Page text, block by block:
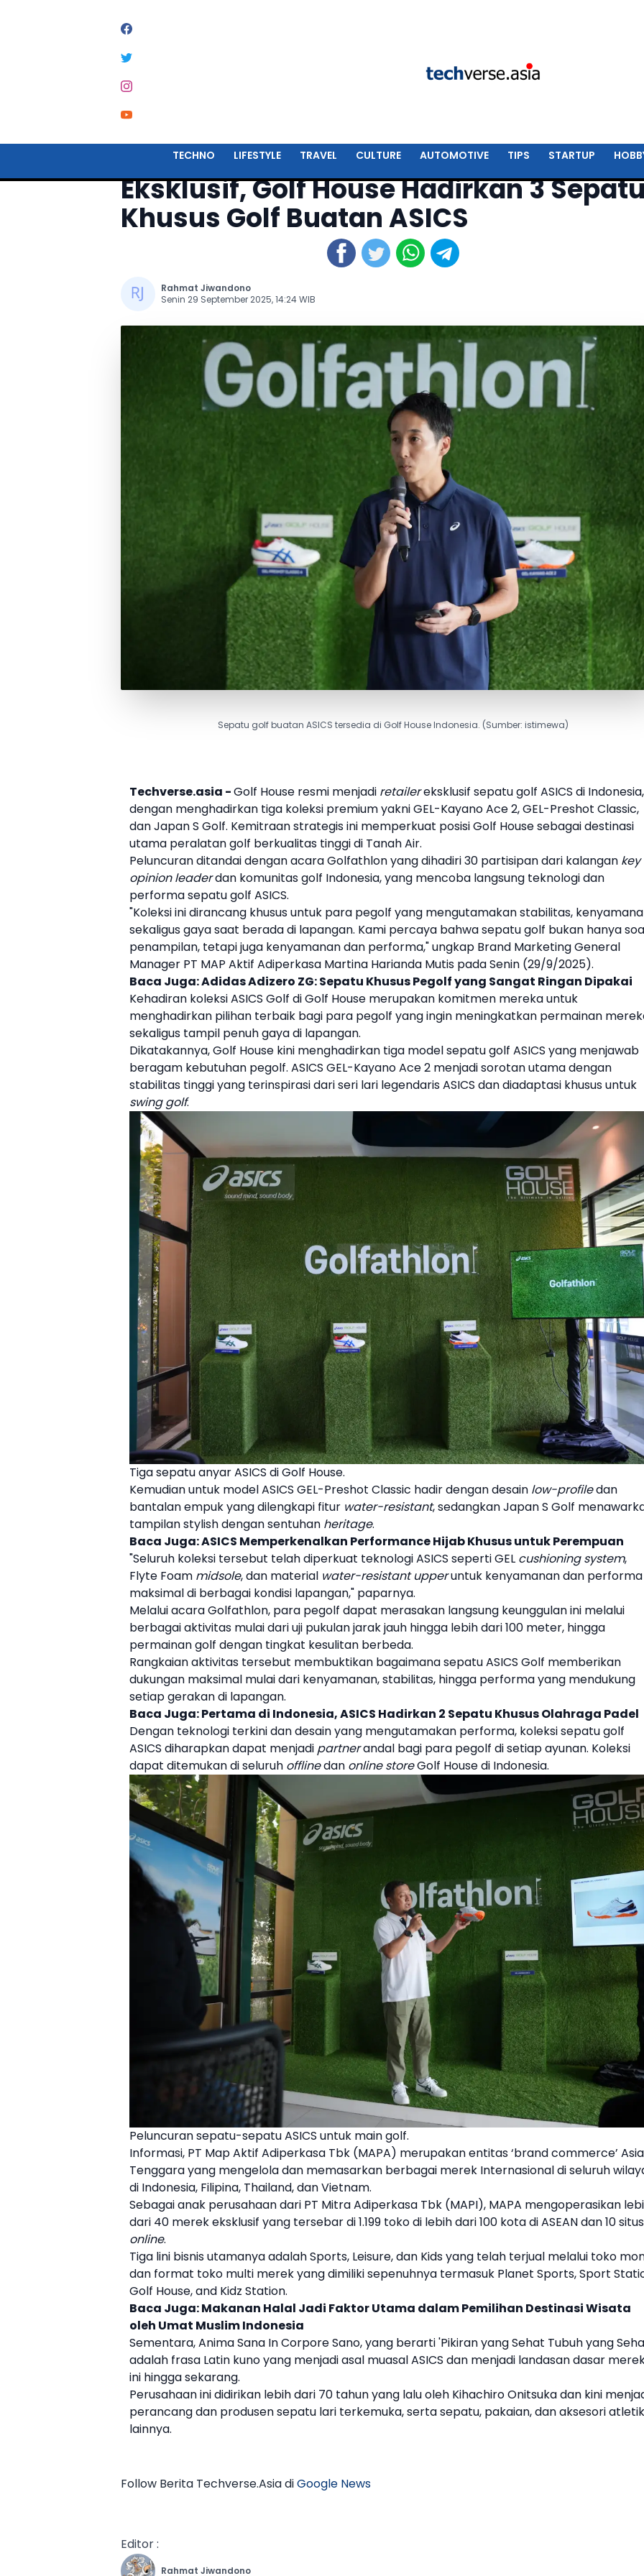
TECHNO LIFESTYLE TRAVEL CULTURE AUTOMOTIVE TIPS STARTUP
Eksklusif, Golf House Hadirkan 3
Khusus Golf Buatan ASICS
Rahmat Jiwandono
Senin 29 September 2025, 14:24 WIB
Sepatu golf buatan ASICS tersedia di Golf House Indonesia. (Sumber: istimewa)
Techverse.asia -Golf House resmi menjadi retailereksklusif sepatugolf ASICS di Indonesia,
dengan menghadirkan tiga koleksi premium yakni GEL-Kayano Ace 2, GEL-Preshot Classic,
dan Japan S Golf. Kemitraan strategis ini memperkuat posisiGolf Housesebagai destinasi
utama peralatangolf berkualitas tinggi di Tanah Air.
Peluncuran ditandai dengan acara Golfathlon yang dihadiri 30 partisipan dari kalangan key
opinion leaderdan komunitasgolf Indonesia, yang mencoba langsung teknologi dan
performasepatugolf ASICS.
"Koleksi ini dirancang khusus untuk para pegolf yang mengutamakan stabilitas,
sekaligus gaya saat berada di lapangan. Kami percaya bahwasepatugolf bukan hanya
penampilan, tetapi juga kenyamanan dan performa," ungkap Brand Marketing General
Manager PT MAP Aktif Adiperkasa Martina Harianda Mutis pada Senin (29/9/2025).
Baca Juga:Adidas Adizero ZG: Sepatu Khusus Pegolf yang Sangat Ringan Dipakai
Kehadiran koleksiASICS Golf diGolf House merupakan komitmen mereka untuk
menghadirkan pilihan terbaik bagi para pegolf yang ingin meningkatkan permainan
sekaligus tampil penuh gaya di lapangan.
Dikatakannya, Golf House kini menghadirkan tiga model sepatu golf ASICS yang menjawab
beragam kebutuhan pegolf. ASICS GEL-Kayano Ace 2 menjadi sorotan utama dengan
stabilitas tinggi yang terinspirasi dari seri lari legendaris ASICS dan diadaptasi khusus untuk
swing golf.
Tiga sepatu anyar ASICS di Golf House.
Kemudian untuk modelASICS GEL-Preshot Classic hadir dengan desain low-profiledan
bantalan empuk yang dilengkapi fitur water-resistant, sedangkan Japan S Golf
tampilan stylish dengan sentuhan heritage.
Baca Juga:ASICS Memperkenalkan Performance Hijab Khusus untuk Perempuan
"Seluruh koleksi tersebut telah diperkuat teknologiASICS seperti GEL cushioning system,
Flyte Foam midsole, dan material water-resistant upperuntuk kenyamanan dan performa
maksimal di berbagai kondisi lapangan," paparnya.
Melalui acara Golfathlon, para pegolf dapat merasakan langsung keunggulan ini melalui
berbagai aktivitas mulai dari uji pukulan jarak jauh hingga lebih dari 100 meter, hingga
permainangolf dengan tingkat kesulitan berbeda.
Rangkaian aktivitas tersebut membuktikan bagaimanasepatuASICS Golf memberikan
dukungan maksimal mulai dari kenyamanan, stabilitas, hingga performa yang mendukung
setiap gerakan di lapangan.
Baca Juga:Pertama di Indonesia, ASICS Hadirkan 2 Sepatu Khusus Olahraga Padel
Dengan teknologi terkini dan desain yang mengutamakan performa, koleksi sepatu golf
ASICS diharapkan dapat menjadi partnerandal bagi para pegolf di setiap ayunan. Koleksi
dapat ditemukan di seluruh offlinedan online storeGolf House di Indonesia.
Peluncuran sepatu-sepatu ASICS untuk main golf.
Informasi, PT Map Aktif Adiperkasa Tbk (MAPA) merupakan entitas ‘brand commerce’ Asia
Tenggara yang mengelola dan memasarkan berbagai merek Internasional di seluruh
di Indonesia, Filipina, Thailand, dan Vietnam.
Sebagai anak perusahaan dari PT Mitra Adiperkasa Tbk (MAPI), MAPA mengoperasikan
dari 40 merek eksklusif yang tersebar di 1.199 toko di lebih dari 100 kota di ASEAN dan 10 situs
online.
Tiga lini bisnis utamanya adalah Sports, Leisure, dan Kids yang telah terjual melalui toko
dan format toko multi merek yang dimiliki sepenuhnya termasuk Planet Sports, Sport
Golf House, and Kidz Station.
Baca Juga:Makanan Halal Jadi Faktor Utama dalam Pemilihan Destinasi Wisata
oleh Umat Muslim Indonesia
Sementara, Anima Sana In Corpore Sano, yang berarti 'Pikiran yang Sehat Tubuh yang
adalah frasa Latin kuno yang menjadi asal muasalASICS dan menjadi landasan dasar
ini hingga sekarang.
Perusahaan ini didirikan lebih dari 70 tahun yang lalu oleh Kihachiro Onitsuka dan kini
perancang dan produsensepatu lari terkemuka, sertasepatu, pakaian, dan aksesori atletik
lainnya.
Follow Berita Techverse.Asia diGoogle News
Editor :
Rahmat Jiwandono